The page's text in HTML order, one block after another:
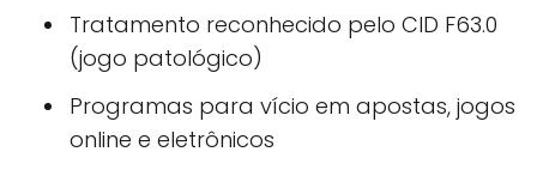
Tratamento reconhecido pelo CID F63.0
(jogo patológico)
Programas para vício em apostas, jogos
online e eletrônicos